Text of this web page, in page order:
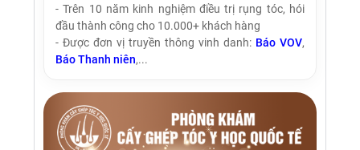
- Trên 10 năm kinh nghiệm điều trị rụng tóc, hói
đầu thành công cho 10.000+ khách hàng
- Được đơn vị truyền thông vinh danh: Báo VOV,
Báo Thanh niên,...